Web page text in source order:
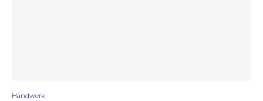
Handwerk